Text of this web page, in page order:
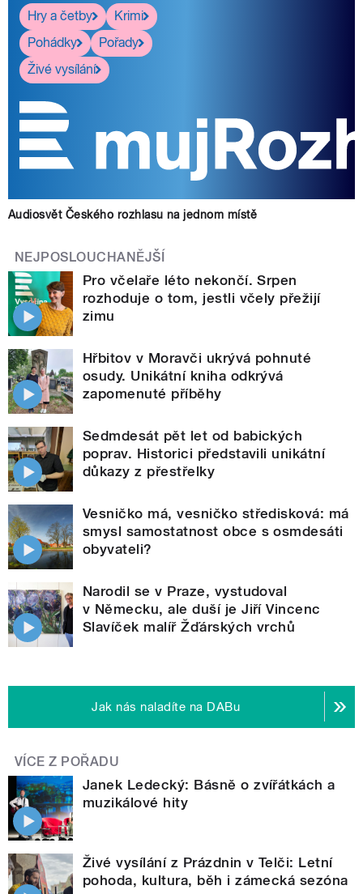
Hry a četby
Krimi
Pohádky
Pořady
Živé vysílání
Audiosvět Českého rozhlasu na jednom místě
NEJPOSLOUCHANĚJŠÍ
Pro včelaře léto nekončí. Srpen
rozhoduje o tom, jestli včely přežijí
zimu
Hřbitov v Moravči ukrývá pohnuté
osudy. Unikátní kniha odkrývá
zapomenuté příběhy
Sedmdesát pět let od babických
poprav. Historici představili unikátní
důkazy z přestřelky
Vesničko má, vesničko středisková: má
smysl samostatnost obce s osmdesáti
obyvateli?
Narodil se v Praze, vystudoval
v Německu, ale duší je Jiří Vincenc
Slavíček malíř Žďárských vrchů
Jak nás naladíte na DABu
VÍCE Z POŘADU
Janek Ledecký: Básně o zvířátkách a
muzikálové hity
Živé vysílání z Prázdnin v Telči: Letní
pohoda, kultura, běh i zámecká sezóna